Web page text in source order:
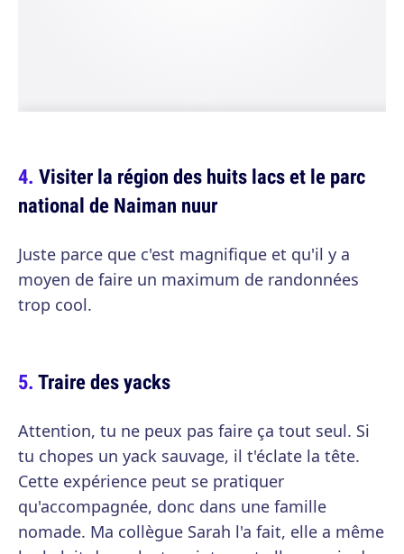
Visiter la région des huits lacs et le parc
national de Naiman nuur
Juste parce que c'est magnifique et qu'il y a
moyen de faire un maximum de randonnées
trop cool.
Traire des yacks
Attention, tu ne peux pas faire ça tout seul. Si
tu chopes un yack sauvage, il t'éclate la tête.
Cette expérience peut se pratiquer
qu'accompagnée, donc dans une famille
nomade. Ma collègue Sarah l'a fait, elle a même